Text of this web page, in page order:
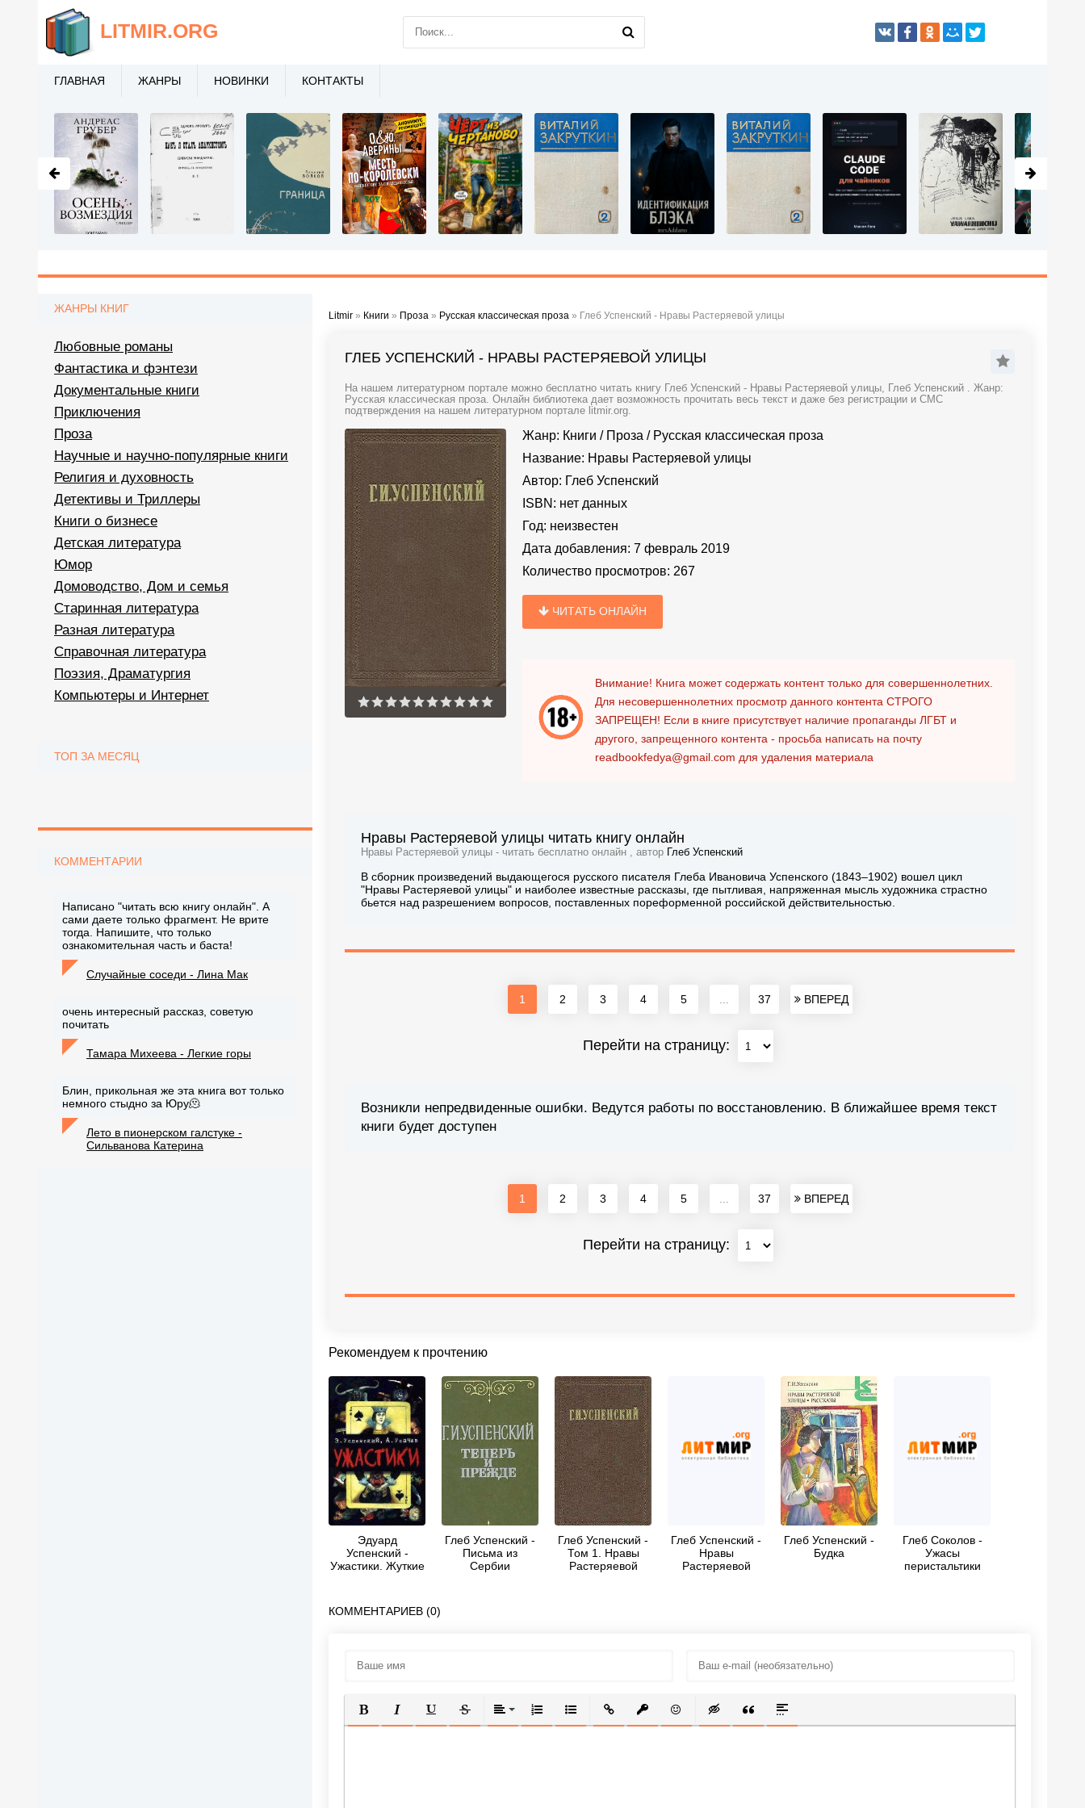
Litmir » Книги » Проза » Русская классическая проза » Глеб Успенский - Нравы Растеряевой улицы
ГЛЕБ УСПЕНСКИЙ - НРАВЫ РАСТЕРЯЕВОЙ УЛИЦЫ
На нашем литературном портале можно бесплатно читать книгу Глеб Успенский - Нравы Растеряевой улицы, Глеб Успенский . Жанр:
Русская классическая проза. Онлайн библиотека дает возможность прочитать весь текст и даже без регистрации и СМС
подтверждения на нашем литературном портале litmir.org.
Жанр: Книги / Проза / Русская классическая проза
Название: Нравы Растеряевой улицы
Автор: Глеб Успенский
ISBN: нет данных
Год: неизвестен
Дата добавления: 7 февраль 2019
Количество просмотров: 267
ЧИТАТЬ ОНЛАЙН
Внимание! Книга может содержать контент только для совершеннолетних.
Для несовершеннолетних просмотр данного контента СТРОГО
ЗАПРЕЩЕН! Если в книге присутствует наличие пропаганды ЛГБТ и
другого, запрещенного контента - просьба написать на почту
readbookfedya@gmail.com для удаления материала
Нравы Растеряевой улицы читать книгу онлайн
Нравы Растеряевой улицы - читать бесплатно онлайн , автор Глеб Успенский
В сборник произведений выдающегося русского писателя Глеба Ивановича Успенского (1843–1902) вошел цикл
"Нравы Растеряевой улицы" и наиболее известные рассказы, где пытливая, напряженная мысль художника страстно
бьется над разрешением вопросов, поставленных пореформенной российской действительностью.
1 2 3 4 5 37 ВПЕРЕД
Перейти на страницу:
Возникли непредвиденные ошибки. Ведутся работы по восстановлению. В ближайшее время текст
книги будет доступен
1 2 3 4 5 37 ВПЕРЕД
Перейти на страницу:
Рекомендуем к прочтению
Эдуард
Успенский -
Ужастики. Жуткие
Глеб Успенский -
Письма из
Сербии
Глеб Успенский -
Том 1. Нравы
Растеряевой
Глеб Успенский -
Нравы
Растеряевой
Глеб Успенский -
Будка
Глеб Соколов -
Ужасы
перистальтики
КОММЕНТАРИЕВ (0)
ПОЛУЖИРНЫЙ
КУРСИВПОДЧЕРКНУТЫЙ
ЗАЧЕРКНУТЫЙВЫРАВНИВАНИЕ
НУМЕРОВАННЫЙ СПИСОК
МАРКИРОВАННЫЙ СПИСОК
ВСТАВИТЬ ССЫЛКУ
ВСТАВИТЬ ЗАЩИЩЕННУЮ ССЫЛКУ
ВСТАВИТЬ СМАЙЛИК
ВСТАВКА СКРЫТОГО ТЕКСТА
ВСТАВКА ЦИТАТЫ
ВСТАВКА СПОЙЛЕРА
ЖАНРЫ КНИГ
Любовные романы
Фантастика и фэнтези
Документальные книги
Приключения
Проза
Научные и научно-популярные книги
Религия и духовность
Детективы и Триллеры
Книги о бизнесе
Детская литература
Юмор
Домоводство, Дом и семья
Старинная литература
Разная литература
Справочная литература
Поэзия, Драматургия
Компьютеры и Интернет
ТОП ЗА МЕСЯЦ
КОММЕНТАРИИ
Написано "читать всю книгу онлайн". А
сами даете только фрагмент. Не врите
тогда. Напишите, что только
ознакомительная часть и баста!
Случайные соседи - Лина Мак
очень интересный рассказ, советую
почитать
Тамара Михеева - Легкие горы
Блин, прикольная же эта книга вот только
немного стыдно за Юру🫠
Лето в пионерском галстуке -
Сильванова Катерина
LITMIR.ORG
ГЛАВНАЯ ЖАНРЫ НОВИНКИ КОНТАКТЫ